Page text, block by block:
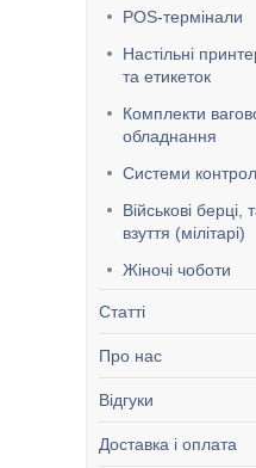
POS-термінали
Настільні
та етикеток
Комплекти
обладнання
Системи
Військові берці,
взуття (мілітарі)
Жіночі чоботи
Статті
Про нас
Відгуки
Доставка і оплата